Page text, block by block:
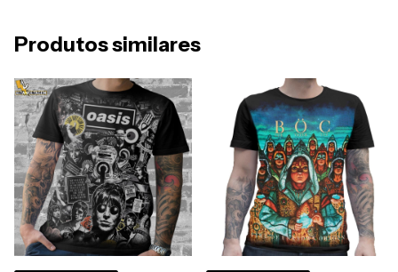
Produtos similares